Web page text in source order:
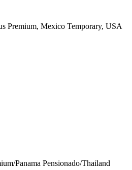
Mexico Temporary, USA
Panama Pensionado/Thailand